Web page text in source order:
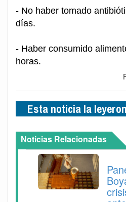
- No haber tomado
días.
- Haber consumido
horas.
Esta noticia la
Noticias Relacionadas